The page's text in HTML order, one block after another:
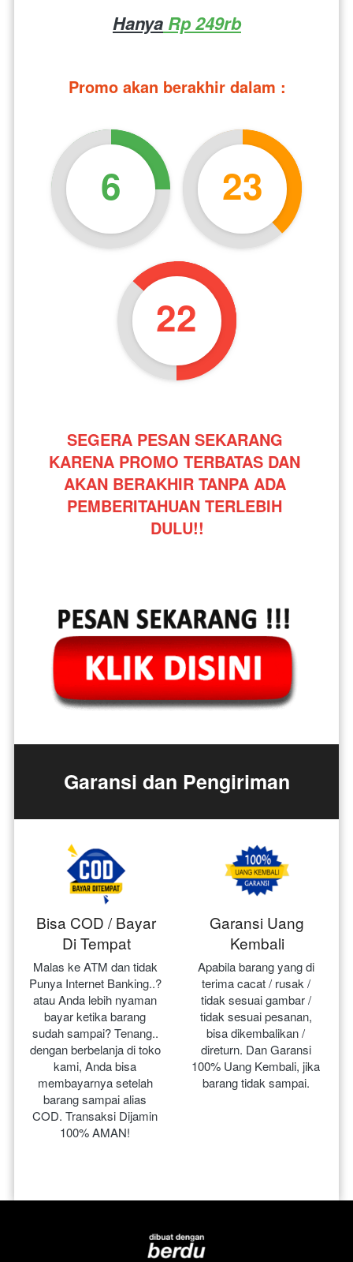
Hanya Rp 249rb
Promo akan berakhir dalam :
6 23
21
SEGERA PESAN SEKARANG
KARENA PROMO TERBATAS DAN
AKAN BERAKHIR TANPA ADA
PEMBERITAHUAN TERLEBIH
DULU!!
Garansi dan Pengiriman
Bisa COD / Bayar
Di Tempat
Malas ke ATM dan tidak
Punya Internet Banking..?
atau Anda lebih nyaman
bayar ketika barang
sudah sampai? Tenang..
dengan berbelanja di toko
kami, Anda bisa
membayarnya setelah
barang sampai alias
COD. Transaksi Dijamin
100% AMAN!
Garansi Uang
Kembali
Apabila barang yang di
terima cacat / rusak /
tidak sesuai gambar /
tidak sesuai pesanan,
bisa dikembalikan /
direturn. Dan Garansi
100% Uang Kembali, jika
barang tidak sampai.